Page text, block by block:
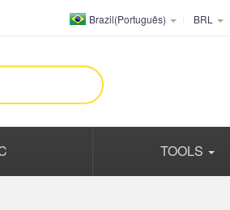
Brazil(Português) BRL
TOOLS